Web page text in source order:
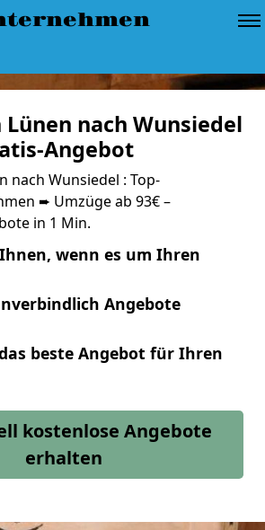
Lünen nach Wunsiedel
Angebot
nach Wunsiedel : Top-
➨ Umzüge ab 93€ –
in 1 Min.
wenn es um Ihren
Angebote
beste Angebot für Ihren
kostenlose Angebote
erhalten